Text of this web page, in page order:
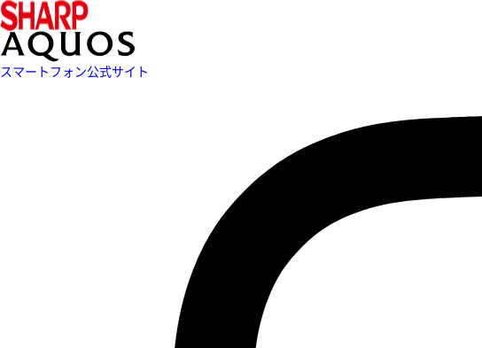
スマートフォン公式サイト